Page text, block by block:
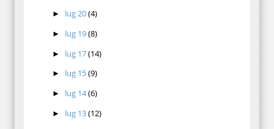
► lug 20(4)
► lug 19(8)
► lug 17(14)
► lug 15(9)
► lug 14(6)
► lug 13(12)